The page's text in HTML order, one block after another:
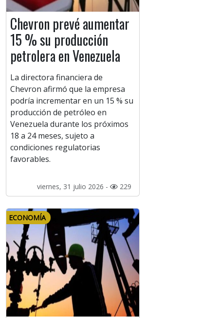
Chevron prevé aumentar
15 % su producción
petrolera en Venezuela
La directora financiera de
Chevron afirmó que la empresa
podría incrementar en un 15 % su
producción de petróleo en
Venezuela durante los próximos
18 a 24 meses, sujeto a
condiciones regulatorias
favorables.
viernes, 31 julio 2026 - 229
ECONOMÍA